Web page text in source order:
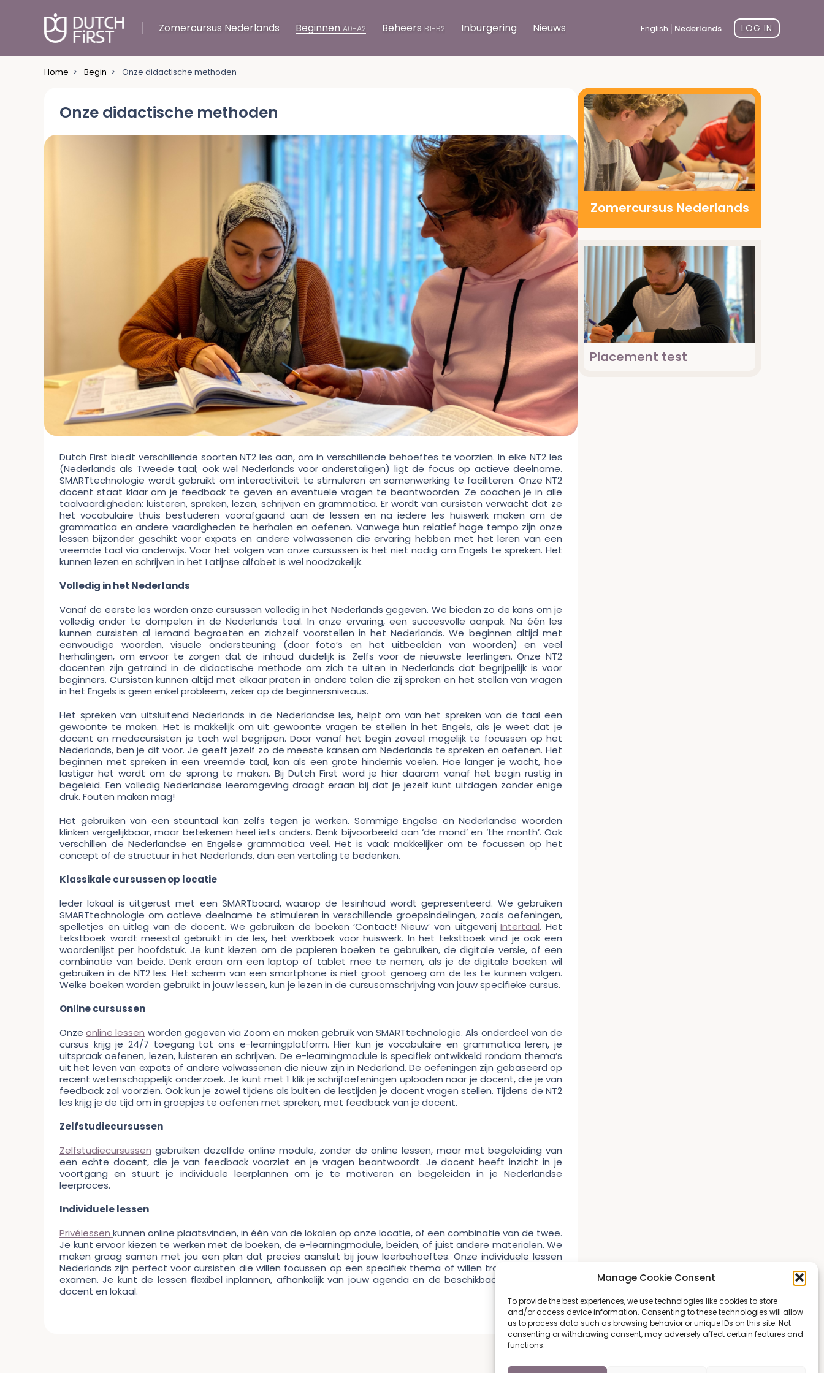
Manage Cookie Consent
To provide the best experiences, we use technologies like cookies to store
and/or access device information. Consenting to these technologies will allow
us to process data such as browsing behavior or unique IDs on this site. Not
consenting or withdrawing consent, may adversely affect certain features and
functions.
Zomercursus Nederlands Beginnen A0-A2 Beheers B1-B2 Inburgering Nieuws English Nederlands LOG IN
Home > Begin > Onze didactische methoden
Onze didactische methoden
Dutch First biedt verschillende soorten NT2 les aan, om in verschillende behoeftes te voorzien. In elke NT2 les
(Nederlands als Tweede taal; ook wel Nederlands voor anderstaligen) ligt de focus op actieve deelname.
SMARTtechnologie wordt gebruikt om interactiviteit te stimuleren en samenwerking te faciliteren. Onze NT2
docent staat klaar om je feedback te geven en eventuele vragen te beantwoorden. Ze coachen je in alle
taalvaardigheden: luisteren, spreken, lezen, schrijven en grammatica. Er wordt van cursisten verwacht dat ze
het vocabulaire thuis bestuderen voorafgaand aan de lessen en na iedere les huiswerk maken om de
grammatica en andere vaardigheden te herhalen en oefenen. Vanwege hun relatief hoge tempo zijn onze
lessen bijzonder geschikt voor expats en andere volwassenen die ervaring hebben met het leren van een
vreemde taal via onderwijs. Voor het volgen van onze cursussen is het niet nodig om Engels te spreken. Het
kunnen lezen en schrijven in het Latijnse alfabet is wel noodzakelijk.
Volledig in het Nederlands
Vanaf de eerste les worden onze cursussen volledig in het Nederlands gegeven. We bieden zo de kans om je
volledig onder te dompelen in de Nederlands taal. In onze ervaring, een succesvolle aanpak. Na één les
kunnen cursisten al iemand begroeten en zichzelf voorstellen in het Nederlands. We beginnen altijd met
eenvoudige woorden, visuele ondersteuning (door foto’s en het uitbeelden van woorden) en veel
herhalingen, om ervoor te zorgen dat de inhoud duidelijk is. Zelfs voor de nieuwste leerlingen. Onze NT2
docenten zijn getraind in de didactische methode om zich te uiten in Nederlands dat begrijpelijk is voor
beginners. Cursisten kunnen altijd met elkaar praten in andere talen die zij spreken en het stellen van vragen
in het Engels is geen enkel probleem, zeker op de beginnersniveaus.
Het spreken van uitsluitend Nederlands in de Nederlandse les, helpt om van het spreken van de taal een
gewoonte te maken. Het is makkelijk om uit gewoonte vragen te stellen in het Engels, als je weet dat je
docent en medecursisten je toch wel begrijpen. Door vanaf het begin zoveel mogelijk te focussen op het
Nederlands, ben je dit voor. Je geeft jezelf zo de meeste kansen om Nederlands te spreken en oefenen. Het
beginnen met spreken in een vreemde taal, kan als een grote hindernis voelen. Hoe langer je wacht, hoe
lastiger het wordt om de sprong te maken. Bij Dutch First word je hier daarom vanaf het begin rustig in
begeleid. Een volledig Nederlandse leeromgeving draagt eraan bij dat je jezelf kunt uitdagen zonder enige
druk. Fouten maken mag!
Het gebruiken van een steuntaal kan zelfs tegen je werken. Sommige Engelse en Nederlandse woorden
klinken vergelijkbaar, maar betekenen heel iets anders. Denk bijvoorbeeld aan ‘de mond’ en ‘the month’. Ook
verschillen de Nederlandse en Engelse grammatica veel. Het is vaak makkelijker om te focussen op het
concept of de structuur in het Nederlands, dan een vertaling te bedenken.
Klassikale cursussen op locatie
Ieder lokaal is uitgerust met een SMARTboard, waarop de lesinhoud wordt gepresenteerd. We gebruiken
SMARTtechnologie om actieve deelname te stimuleren in verschillende groepsindelingen, zoals oefeningen,
spelletjes en uitleg van de docent. We gebruiken de boeken ‘Contact! Nieuw’ van uitgeverijIntertaal. Het
tekstboek wordt meestal gebruikt in de les, het werkboek voor huiswerk. In het tekstboek vind je ook een
woordenlijst per hoofdstuk. Je kunt kiezen om de papieren boeken te gebruiken, de digitale versie, of een
combinatie van beide. Denk eraan om een laptop of tablet mee te nemen, als je de digitale boeken wil
gebruiken in de NT2 les. Het scherm van een smartphone is niet groot genoeg om de les te kunnen volgen.
Welke boeken worden gebruikt in jouw lessen, kun je lezen in de cursusomschrijving van jouw specifieke cursus.
Online cursussen
Onzeonline lessen worden gegeven via Zoom en maken gebruik van SMARTtechnologie. Als onderdeel van de
cursus krijg je 24/7 toegang tot ons e-learningplatform. Hier kun je vocabulaire en grammatica leren, je
uitspraak oefenen, lezen, luisteren en schrijven. De e-learningmodule is specifiek ontwikkeld rondom thema’s
uit het leven van expats of andere volwassenen die nieuw zijn in Nederland. De oefeningen zijn gebaseerd op
recent wetenschappelijk onderzoek. Je kunt met 1 klik je schrijfoefeningen uploaden naar je docent, die je van
feedback zal voorzien. Ook kun je zowel tijdens als buiten de lestijden je docent vragen stellen. Tijdens de NT2
les krijg je de tijd om in groepjes te oefenen met spreken, met feedback van je docent.
Zelfstudiecursussen
Zelfstudiecursussen gebruiken dezelfde online module, zonder de online lessen, maar met begeleiding van
een echte docent, die je van feedback voorziet en je vragen beantwoordt. Je docent heeft inzicht in je
voortgang en stuurt je individuele leerplannen om je te motiveren en begeleiden in je Nederlandse
leerproces.
Individuele lessen
Privélessen kunnen online plaatsvinden, in één van de lokalen op onze locatie, of een combinatie van de twee.
Je kunt ervoor kiezen te werken met de boeken, de e-learningmodule, beiden, of juist andere materialen. We
maken graag samen met jou een plan dat precies aansluit bij jouw leerbehoeftes. Onze individuele lessen
Nederlands zijn perfect voor cursisten die willen focussen op een specifiek thema of willen trainen voor een
examen. Je kunt de lessen flexibel inplannen, afhankelijk van jouw agenda en de beschikbaarheid van een
docent en lokaal.
Zomercursus Nederlands
Placement test